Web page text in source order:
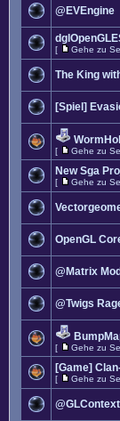
@EVEngine
[ Gehe zu
The King
[Spiel]
[ Gehe zu
New Sga
[ Gehe zu
OpenGL
@Matrix
@Twigs
[ Gehe zu
[Game]
[ Gehe zu
@GLContext